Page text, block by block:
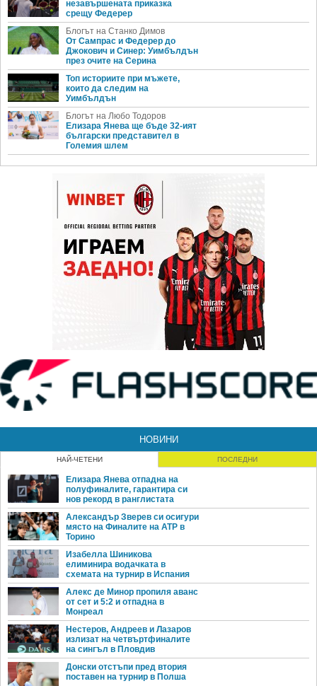
незавършената приказка
срещу Федерер
Блогът на Станко Димов
От Сампрас и Федерер до
Джокович и Синер: Уимбълдън
през очите на Серина
Топ историите при мъжете,
които да следим на
Уимбълдън
Блогът на Любо Тодоров
Елизара Янева ще бъде 32-ият
български представител в
Големия шлем
НОВИНИ
НАЙ-ЧЕТЕНИ ПОСЛЕДНИ
Елизара Янева отпадна на
полуфиналите, гарантира си
нов рекорд в ранглистата
Александър Зверев си осигури
място на Финалите на ATP в
Торино
Изабелла Шиникова
елиминира водачката в
схемата на турнир в Испания
Алекс де Минор пропиля аванс
от сет и 5:2 и отпадна в
Монреал
Нестеров, Андреев и Лазаров
излизат на четвъртфиналите
на сингъл в Пловдив
Донски отстъпи пред втория
поставен на турнир в Полша